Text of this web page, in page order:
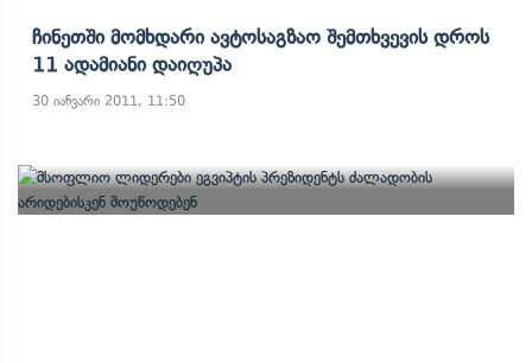
Ჩინეთში Მომხდარი Ავტოსაგზაო Შემთხვევის Დროს
11 Ადამიანი Დაიღუპა
30 იანვარი 2011, 11:50